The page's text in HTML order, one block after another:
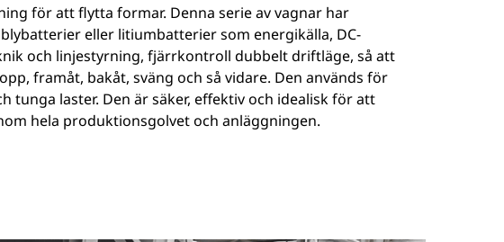
för att flytta formar. Denna serie av vagnar har
eller litiumbatterier som energikälla, DC-
och linjestyrning, fjärrkontroll dubbelt driftläge, så att
framåt, bakåt, sväng och så vidare. Den används för
tunga laster. Den är säker, effektiv och idealisk för att
hela produktionsgolvet och anläggningen.